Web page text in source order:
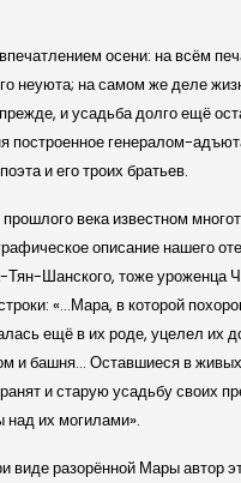
осени: на всём
неуюта; на самом же деле
и усадьба долго ещё
построенное генералом-­
и его троих братьев.
века известном
описание нашего
Шанского, тоже уроженца
«…Мара, в которой
ещё в их роде, уцелел их
и башня… Оставшиеся в
и старую усадьбу своих
их могилами».
виде разорённой Мары автор